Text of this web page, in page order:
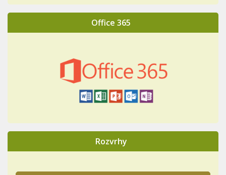
Office 365
Rozvrhy